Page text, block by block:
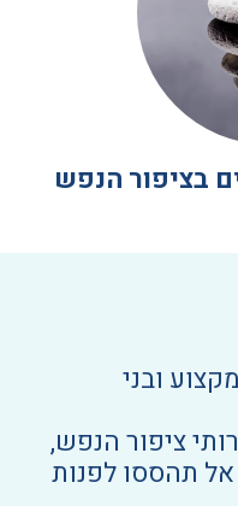
בציפור הנפש
ובני
ציפור הנפש,
אל תהססו לפנות